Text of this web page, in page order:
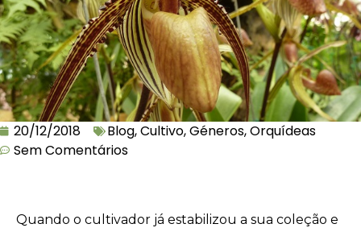
20/12/2018 Blog,Cultivo,Géneros,Orquídeas
Sem Comentários
Quando o cultivador já estabilizou a sua coleção e